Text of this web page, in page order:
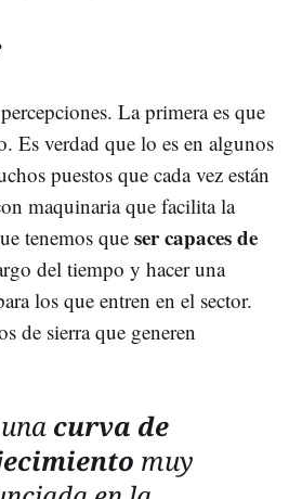
La primera es que
Es verdad que lo es en algunos
puestos que cada vez están
maquinaria que facilita la
tenemos que ser capaces de
del tiempo y hacer una
los que entren en el sector.
de sierra que generen
curva de
muy